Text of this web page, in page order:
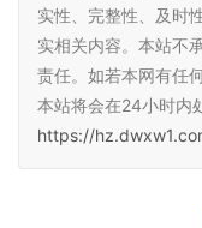
实性、完整性、及时
实相关内容。本站不
责任。如若本网有任
本站将会在24小时内
https://